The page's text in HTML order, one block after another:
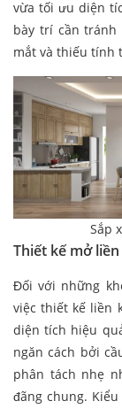
vừa tối ưu diện
bày trí cần tránh
mắt và thiếu tính
Sắp
Thiết kế mở
Đối với những
việc thiết kế liền
diện tích hiệu
ngăn cách bởi
phân tách nhẹ
đãng chung.